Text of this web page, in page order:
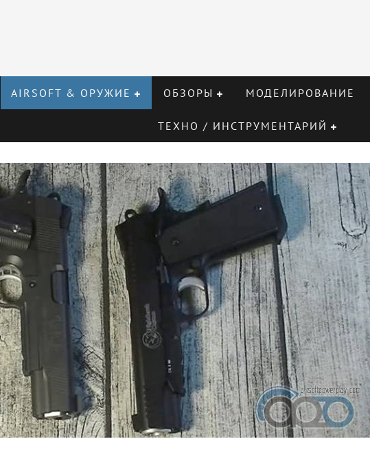
AIRSOFT & ОРУЖИЕ ОБЗОРЫ МОДЕЛИРОВАНИЕ
ТЕХНО / ИНСТРУМЕНТАРИЙ